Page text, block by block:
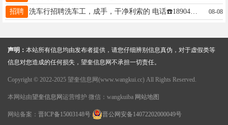
招聘 洗车行招聘洗车工，成手，干净利索的 电话☎️18904812587 08-08
声明： 本站所有信息均由发布者提供，请您仔细辨别信息真伪，对于虚假类等
信息对您造成的任何损失，望奎信息网不承担一切责任。
Copyright © 2022-2025 望奎信息网(www.wangkui.cc) All Rights Reserved.
本网站由望奎信息网 运营维护 微信：wangkuiba 网站地图
网站备案： 晋ICP备15003148号 晋公网安备14072202000049号